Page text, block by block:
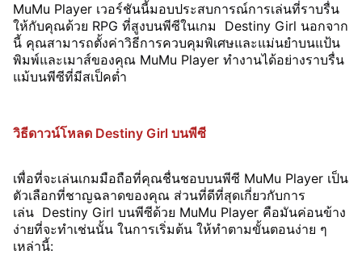
MuMu Player เวอร์ชันนี้มอบประสบการณ์การเล่นที่ราบรื่น
ให้กับคุณด้วย RPG ที่สูงบนพีซีในเกม Destiny Girl นอกจาก
นี้ คุณสามารถตั้งค่าวิธีการควบคุมพิเศษและแม่นยำบนแป้น
พิมพ์และเมาส์ของคุณ MuMu Player ทำงานได้อย่างราบรื่น
แม้บนพีซีที่มีสเป็คต่ำ
วิธีดาวน์โหลด Destiny Girl บนพีซี
เพื่อที่จะเล่นเกมมือถือที่คุณชื่นชอบบนพีซี MuMu Player เป็น
ตัวเลือกที่ชาญฉลาดของคุณ ส่วนที่ดีที่สุดเกี่ยวกับการ
เล่น Destiny Girl บนพีซีด้วย MuMu Player คือมันค่อนข้าง
ง่ายที่จะทำเช่นนั้น ในการเริ่มต้น ให้ทำตามขั้นตอนง่าย ๆ
เหล่านี้: